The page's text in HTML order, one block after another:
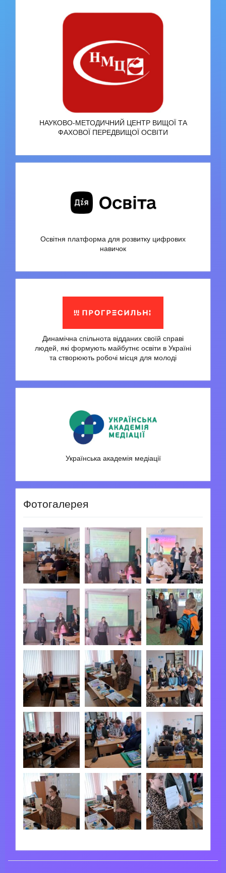
НАУКОВО-МЕТОДИЧНИЙ ЦЕНТР ВИЩОЇ ТА
ФАХОВОЇ ПЕРЕДВИЩОЇ ОСВІТИ
Освітня платформа для розвитку цифрових
навичок
Динамічна спільнота відданих своїй справі
людей, які формують майбутнє освіти в Україні
та створюють робочі місця для молоді
Українська академія медіації
Фотогалерея